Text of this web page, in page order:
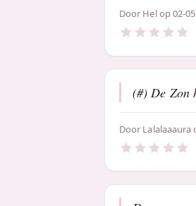
Door Helop 02-
(#) De Zon
Door Lalalaaaura